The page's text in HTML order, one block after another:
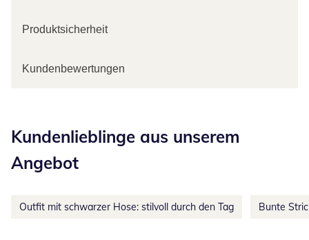
Produktsicherheit
Kundenbewertungen
Kundenlieblinge aus unserem
Angebot
Outfit mit schwarzer Hose: stilvoll durch den Tag Bunte